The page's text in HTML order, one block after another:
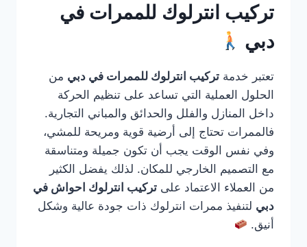
تركيب انترلوك للممرات في
دبي
تعتبر خدمة تركيب انترلوك للممرات في دبي من
الحلول العملية التي تساعد على تنظيم الحركة
داخل المنازل والفلل والحدائق والمباني التجارية.
فالممرات تحتاج إلى أرضية قوية ومريحة للمشي،
وفي نفس الوقت يجب أن تكون جميلة ومتناسقة
مع التصميم الخارجي للمكان. لذلك يفضل الكثير
من العملاء الاعتماد على تركيب انترلوك احواش في
دبي لتنفيذ ممرات انترلوك ذات جودة عالية وشكل
أنيق.